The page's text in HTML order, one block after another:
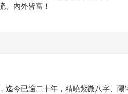
、內外皆富！
迄今已逾二十年，精曉紫微八字、